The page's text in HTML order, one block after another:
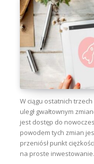
W ciągu ostatnich
uległ gwałtownym
jest dostęp do
powodem tych zmian
przeniósł punkt
na proste